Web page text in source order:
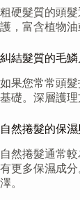
粗硬髮質的頭
護，富含植物
糾結髮質的毛
如果您常常頭
基礎。深層護
自然捲髮的保
自然捲髮通常
有更多保濕成
澤。